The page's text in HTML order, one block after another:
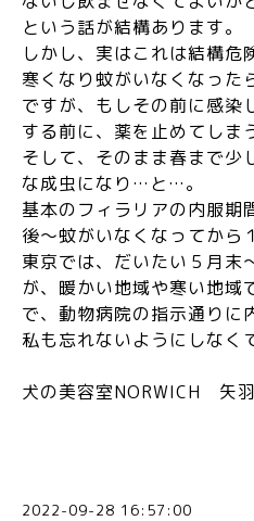
という話が結構あります。
しかし、実はこれは結構危
寒くなり蚊がいなくなった
ですが、もしその前に感染
する前に、薬を止めてしま
そして、そのまま春まで少
な成虫になり…と…。
基本のフィラリアの内服期
後～蚊がいなくなってから
東京では、だいたい５月末
が、暖かい地域や寒い地域
で、動物病院の指示通りに
私も忘れないようにしなく
犬の美容室NORWICH 矢羽
2022-09-28 16:57:00